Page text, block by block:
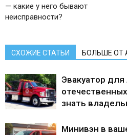
— какие у него бывают
неисправности?
СХОЖИЕ СТАТЬИ БОЛЬШЕ ОТ
Эвакуатор
знать
Минивэн в